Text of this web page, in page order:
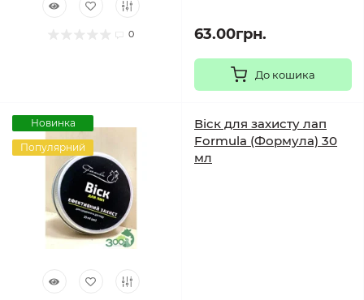
0 63.00грн.
До кошика
Новинка
Популярний
Віск для захисту лап
Formula (Формула) 30
мл